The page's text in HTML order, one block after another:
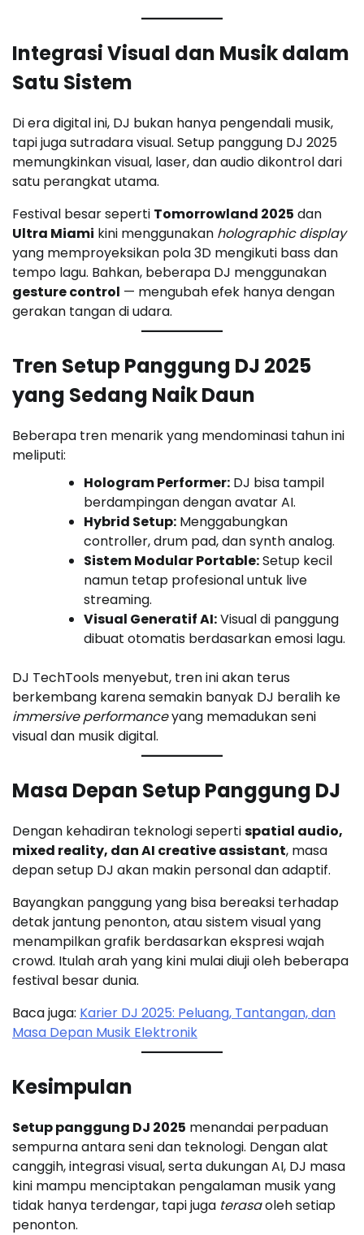
Integrasi Visual dan Musik dalam
Satu Sistem
Di era digital ini, DJ bukan hanya pengendali musik,
tapi juga sutradara visual. Setup panggung DJ 2025
memungkinkan visual, laser, dan audio dikontrol dari
satu perangkat utama.
Festival besar seperti Tomorrowland 2025 dan
Ultra Miami kini menggunakan holographic display
yang memproyeksikan pola 3D mengikuti bass dan
tempo lagu. Bahkan, beberapa DJ menggunakan
gesture control — mengubah efek hanya dengan
gerakan tangan di udara.
Tren Setup Panggung DJ 2025
yang Sedang Naik Daun
Beberapa tren menarik yang mendominasi tahun ini
meliputi:
Hologram Performer: DJ bisa tampil
berdampingan dengan avatar AI.
Hybrid Setup: Menggabungkan
controller, drum pad, dan synth analog.
Sistem Modular Portable:Setup kecil
namun tetap profesional untuk live
streaming.
Visual Generatif AI:Visual di panggung
dibuat otomatis berdasarkan emosi lagu.
DJ TechTools menyebut, tren ini akan terus
berkembang karena semakin banyak DJ beralih ke
immersive performanceyang memadukan seni
visual dan musik digital.
Masa Depan Setup Panggung DJ
Dengan kehadiran teknologi sepertispatial audio,
mixed reality, dan AI creative assistant, masa
depan setup DJ akan makin personal dan adaptif.
Bayangkan panggung yang bisa bereaksi terhadap
detak jantung penonton, atau sistem visual yang
menampilkan grafik berdasarkan ekspresi wajah
crowd. Itulah arah yang kini mulai diuji oleh beberapa
festival besar dunia.
Baca juga: Karier DJ 2025: Peluang, Tantangan, dan
Masa Depan Musik Elektronik
Kesimpulan
Setup panggung DJ 2025 menandai perpaduan
sempurna antara seni dan teknologi. Dengan alat
canggih, integrasi visual, serta dukungan AI, DJ masa
kini mampu menciptakan pengalaman musik yang
tidak hanya terdengar, tapi juga terasaoleh setiap
penonton.